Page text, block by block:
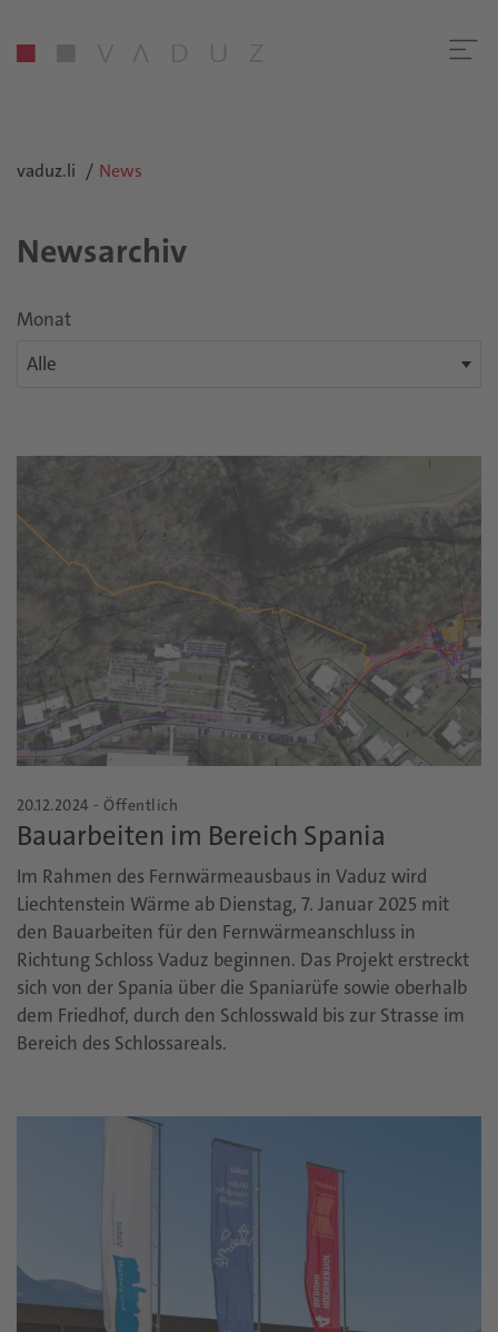
vaduz.li News
Newsarchiv
Monat
20.12.2024 - Öffentlich
Bauarbeiten im Bereich Spania
Im Rahmen des Fernwärmeausbaus in Vaduz wird
Liechtenstein Wärme ab Dienstag, 7. Januar 2025 mit
den Bauarbeiten für den Fernwärmeanschluss in
Richtung Schloss Vaduz beginnen. Das Projekt erstreckt
sich von der Spania über die Spaniarüfe sowie oberhalb
dem Friedhof, durch den Schlosswald bis zur Strasse im
Bereich des Schlossareals.